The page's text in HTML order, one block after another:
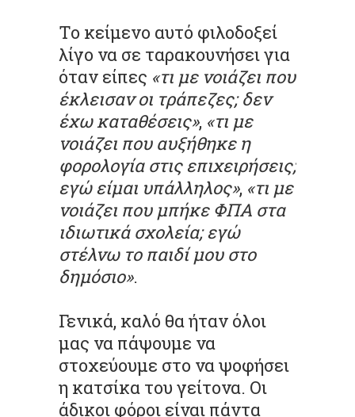
Το κείμενο αυτό φιλοδοξεί
λίγο να σε ταρακουνήσει για
όταν είπες «τι με νοιάζει που
έκλεισαν οι τράπεζες; δεν
έχω καταθέσεις», «τι με
νοιάζει που αυξήθηκε η
φορολογία στις επιχειρήσεις;
εγώ είμαι υπάλληλος», «τι με
νοιάζει που μπήκε ΦΠΑ στα
ιδιωτικά σχολεία; εγώ
στέλνω το παιδί μου στο
δημόσιο».
Γενικά, καλό θα ήταν όλοι
μας να πάψουμε να
στοχεύουμε στο να ψοφήσει
η κατσίκα του γείτονα. Οι
άδικοι φόροι είναι πάντα